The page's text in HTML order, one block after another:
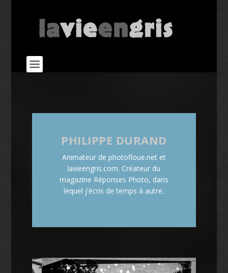
PHILIPPE DURAND
Animateur de photofloue.net et
lavieengris.com. Créateur du
magazine Réponses Photo, dans
lequel j'écris de temps à autre.